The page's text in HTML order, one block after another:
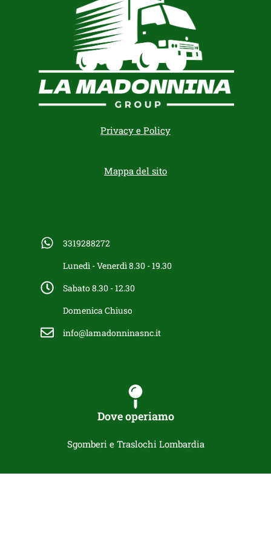
Privacy e Policy
Mappa del sito
3319288272
Lunedì - Venerdì 8.30 - 19.30
Sabato 8.30 - 12.30
Domenica Chiuso
info@lamadonninasnc.it
Dove operiamo
Sgomberi e Traslochi Lombardia